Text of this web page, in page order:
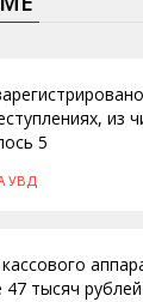
из
5
УВД
тысяч рублей